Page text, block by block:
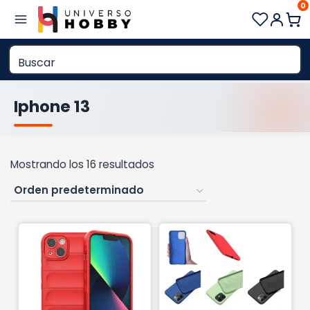
contenido
0
Iphone 13
Mostrando los 16 resultados